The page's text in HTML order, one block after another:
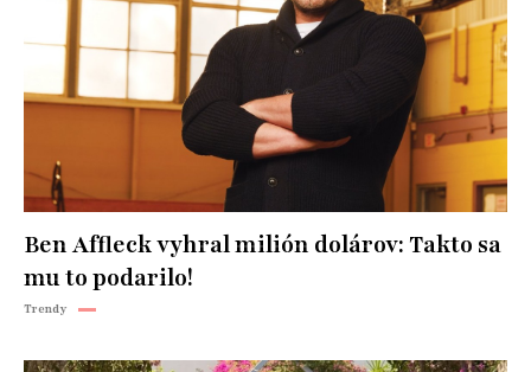
Ben Affleck vyhral milión dolárov: Takto sa
mu to podarilo!
Trendy